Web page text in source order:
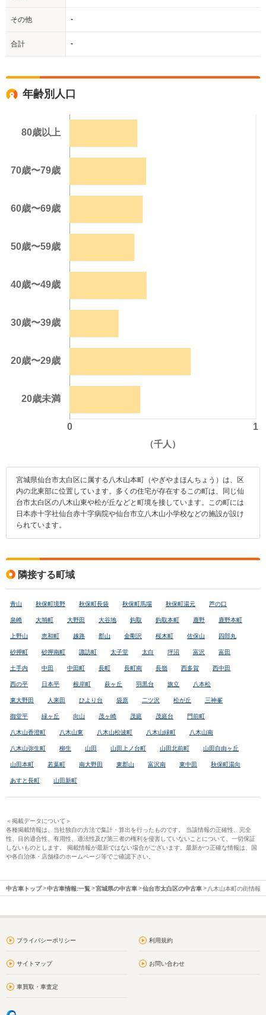
その他 -
合計 -
年齢別人口
宮城県仙台市太白区に属する八木山本町（やぎやまほんちょう）は、区
内の北東部に位置しています。多くの住宅が存在するこの町は、同じ仙
台市太白区の八木山東や松が丘などと町境を接しています。この町には
日本赤十字社仙台赤十字病院や仙台市立八木山小学校などの施設が設け
られています。
隣接する町域
青山 秋保町境野 秋保町長袋 秋保町馬場 秋保町湯元 芦の口
泉崎 大塒町 大野田 大谷地 鈎取 鈎取本町 鹿野 鹿野本町
上野山 恵和町 越路 郡山 金剛沢 桜木町 佐保山 四郎丸
砂押町 砂押南町 諏訪町 太子堂 太白 坪沼 富沢 富田
土手内 中田 中田町 長町 長町南 長嶺 西多賀 西中田
西の平 日本平 根岸町 萩ヶ丘 羽黒台 旗立 八本松
東大野田 人来田 ひより台 袋原 二ツ沢 松が丘 三神峯
御堂平 緑ヶ丘 向山 茂ヶ崎 茂庭 茂庭台 門前町
八木山香澄町 八木山東 八木山松波町 八木山緑町 八木山南
八木山弥生町 柳生 山田 山田上ノ台町 山田北前町 山田自由ヶ丘
山田本町 若葉町 南大野田 東郡山 富沢南 東中田 秋保町湯向
あすと長町 山田新町
＜掲載データについて＞
各種掲載情報は、当社独自の方法で集計・算出を行ったものです。 当該情報の正確性、完全
性、目的適合性、有用性、適法性及び第三者の権利を侵害していないことについて、一切保証
しないものとします。 掲載情報が最新ではない場合がございます。最新かつ正確な情報は、国
や各自治体・店舗様のホームページ等でご確認下さい。
中古車トップ 中古車情報:一覧 宮城県の中古車 仙台市太白区の中古車 八木山本町の街情報
プライバシーポリシー 利用規約
サイトマップ お問い合わせ
車買取・車査定